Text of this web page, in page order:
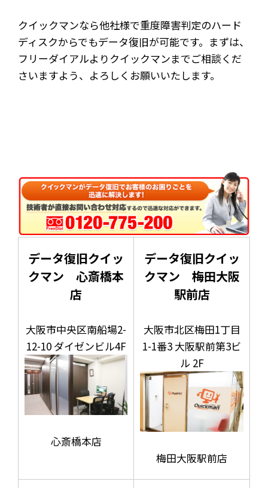
クイックマンなら他社様で重度障害判定のハード
ディスクからでもデータ復旧が可能です。まずは、
フリーダイアルよりクイックマンまでご相談くだ
さいますよう、よろしくお願いいたします。
データ復旧クイッ
クマン 心斎橋本
店
大阪市中央区南船場2-
12-10 ダイゼンビル4F
心斎橋本店
データ復旧クイッ
クマン 梅田大阪
駅前店
大阪市北区梅田1丁目
1-1番3 大阪駅前第3ビ
ル 2F
梅田大阪駅前店